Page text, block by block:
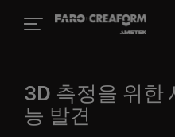
3D 측정을 위한
능 발견